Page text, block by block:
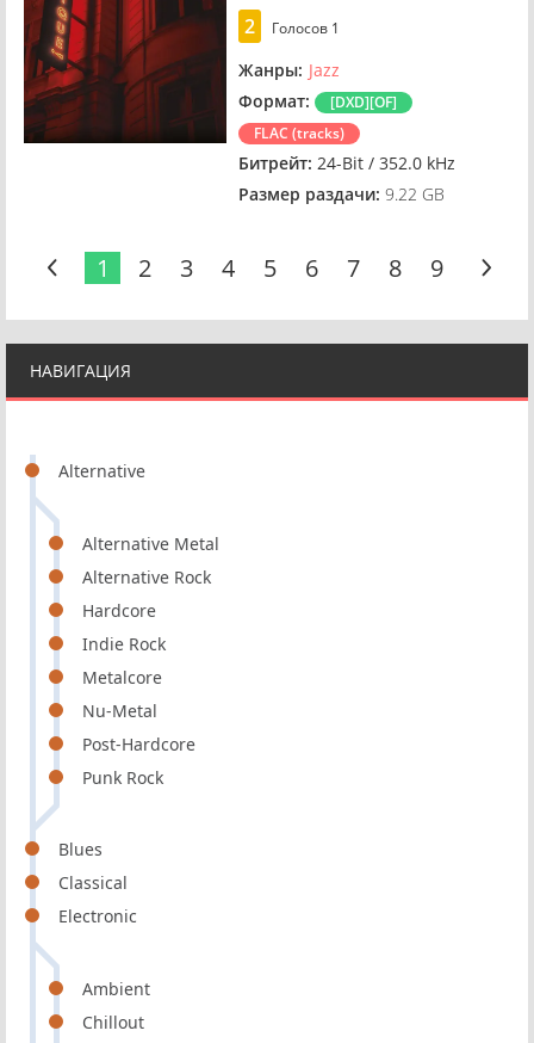
НАВИГАЦИЯ
Alternative
Alternative Metal
Alternative Rock
Hardcore
Indie Rock
Metalcore
Nu-Metal
Post-Hardcore
Punk Rock
Blues
Classical
Electronic
Ambient
Chillout
2 Голосов 1
Жанры: Jazz
Формат:
[DXD][OF]
FLAC (tracks)
Битрейт: 24-Bit / 352.0 kHz
Размер раздачи: 9.22 GB
1 2 3 4 5 6 7 8 9